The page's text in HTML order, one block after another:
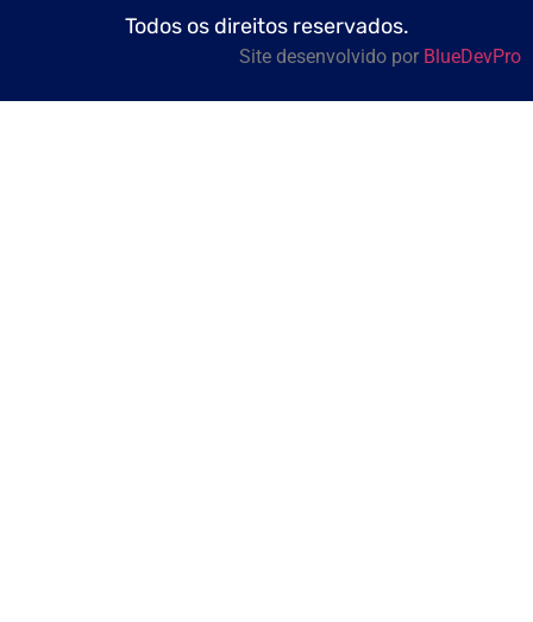
Todos os direitos reservados.
Site desenvolvido por BlueDevPro